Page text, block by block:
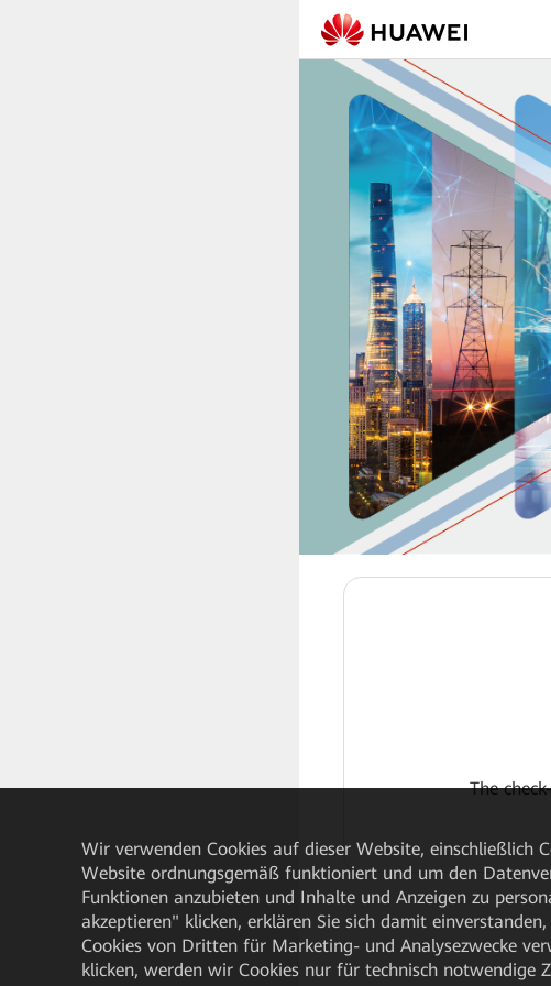
The
Wir verwenden Cookies auf dieser Website, einschließlich
Website ordnungsgemäß funktioniert und um den
Funktionen anzubieten und Inhalte und Anzeigen zu
akzeptieren" klicken, erklären Sie sich damit
Cookies von Dritten für Marketing- und Analysezwecke
klicken, werden wir Cookies nur für technisch notwendige